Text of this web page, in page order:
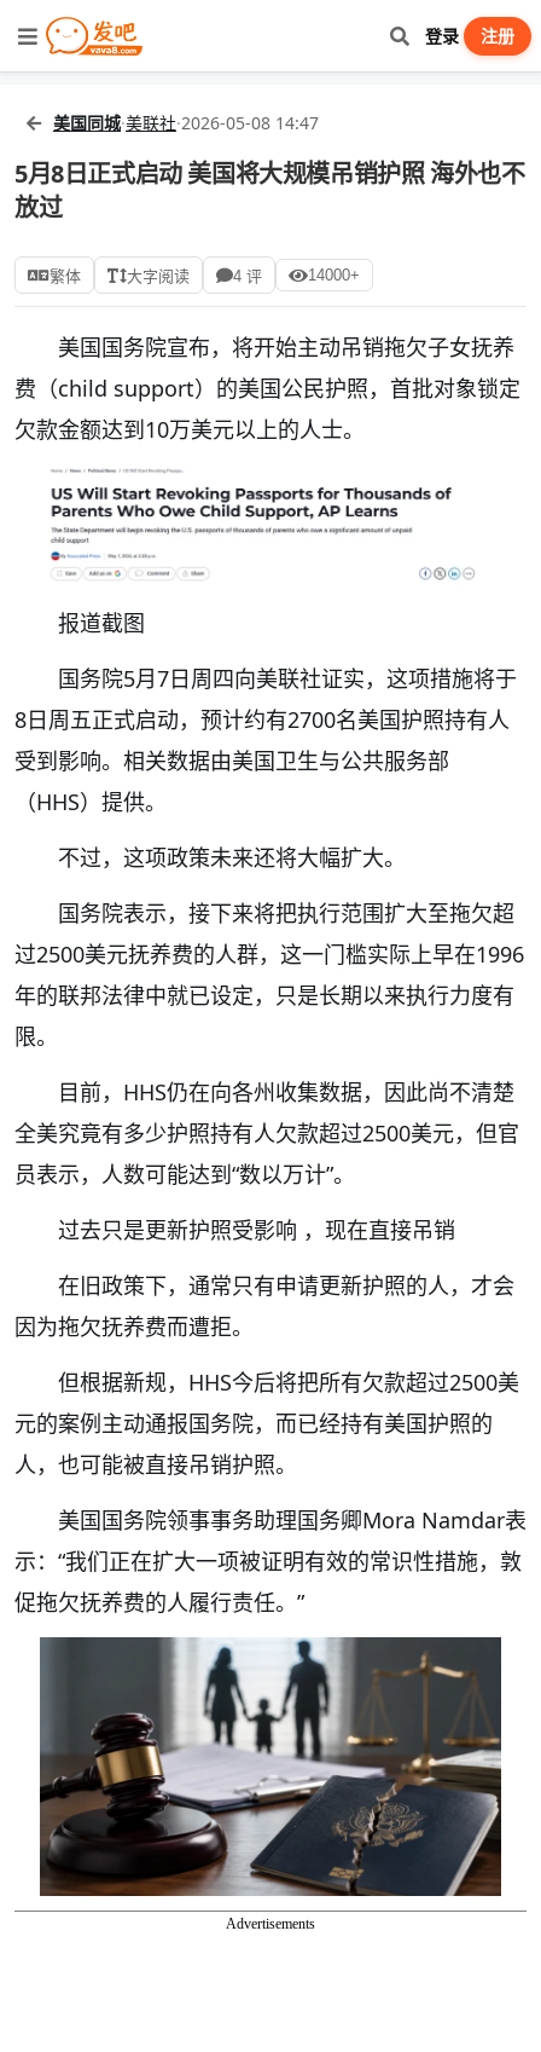
登录 注册
美国同城·美联社·2026-05-08 14:47
5月8日正式启动 美国将大规模吊销护照 海外也不
放过
繁体 大字阅读 4 评 14000+
美国国务院宣布，将开始主动吊销拖欠子女抚养
费（child support）的美国公民护照，首批对象锁定
欠款金额达到10万美元以上的人士。
报道截图
国务院5月7日周四向美联社证实，这项措施将于
8日周五正式启动，预计约有2700名美国护照持有人
受到影响。相关数据由美国卫生与公共服务部
（HHS）提供。
不过，这项政策未来还将大幅扩大。
国务院表示，接下来将把执行范围扩大至拖欠超
过2500美元抚养费的人群，这一门槛实际上早在1996
年的联邦法律中就已设定，只是长期以来执行力度有
限。
目前，HHS仍在向各州收集数据，因此尚不清楚
全美究竟有多少护照持有人欠款超过2500美元，但官
员表示，人数可能达到“数以万计”。
过去只是更新护照受影响 ，现在直接吊销
在旧政策下，通常只有申请更新护照的人，才会
因为拖欠抚养费而遭拒。
但根据新规，HHS今后将把所有欠款超过2500美
元的案例主动通报国务院，而已经持有美国护照的
人，也可能被直接吊销护照。
美国国务院领事事务助理国务卿Mora Namdar表
示：“我们正在扩大一项被证明有效的常识性措施，敦
促拖欠抚养费的人履行责任。”
Advertisements